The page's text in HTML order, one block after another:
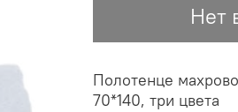
Нет
Полотенце
70*140, три цвета